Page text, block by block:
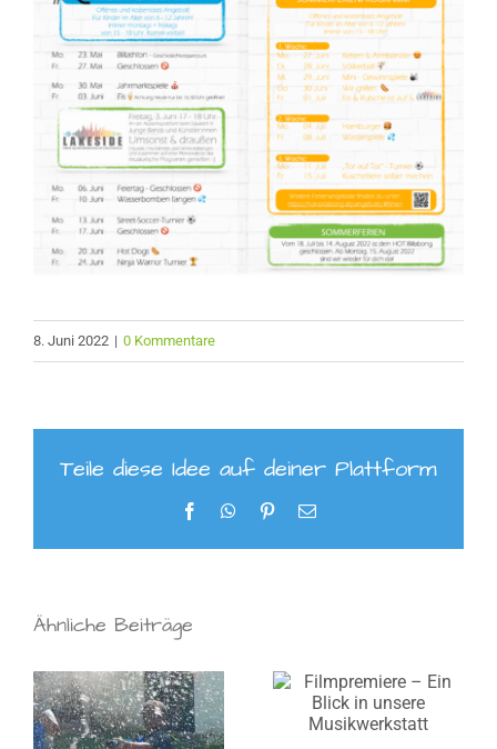
8. Juni 2022 | 0 Kommentare
Teile diese Idee auf deiner Plattform
FacebookWhatsApp
Pinterest
E-
Ähnliche Beiträge